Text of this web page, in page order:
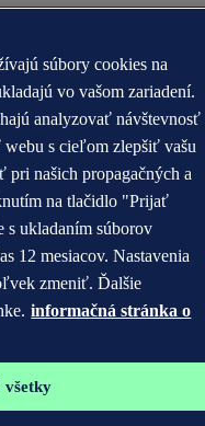
súbory cookies na
vo vašom zariadení.
analyzovať návštevnosť
s cieľom zlepšiť vašu
našich propagačných a
na tlačidlo "Prijať
s ukladaním súborov
12 mesiacov. Nastavenia
zmeniť. Ďalšie
informačná stránka o